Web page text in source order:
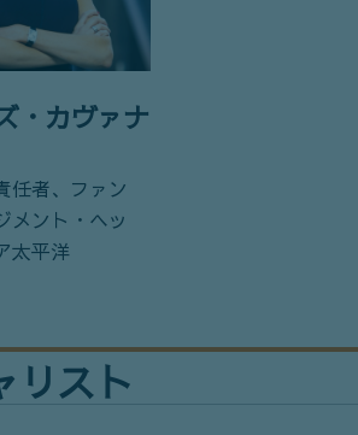
・カヴァナ
任者、ファン
メント・ヘッ
太平洋
リスト